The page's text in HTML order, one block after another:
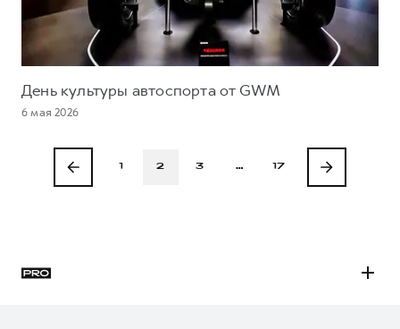
День культуры автоспорта от GWM
6 мая 2026
1 2 3 … 17